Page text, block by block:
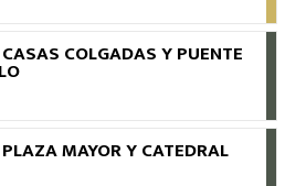
COLGADAS Y PUENTE
VER
MAYOR Y CATEDRAL
VER